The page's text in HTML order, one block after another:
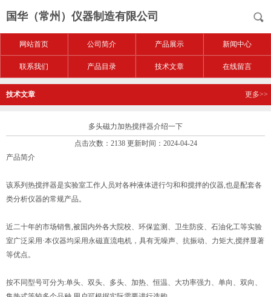
国华（常州）仪器制造有限公司
网站首页 公司简介 产品展示 新闻中心
联系我们 产品目录 技术文章 在线留言
技术文章 更多>>
多头磁力加热搅拌器介绍一下
点击次数：2138 更新时间：2024-04-24
产品简介
该系列热搅拌器是实验室工作人员对各种液体进行匀和和搅拌的仪器,也是配套各
类分析仪器的常规产品。
近二十年的市场销售,被国内外各大院校、环保监测、卫生防疫、石油化工等实验
室广泛采用·本仪器均采用永磁直流电机，具有无噪声、抗振动、力矩大,搅拌显著
等优点。
按不同型号可分为:单头、双头、多头、加热、恒温、大功率强力、单向、双向、